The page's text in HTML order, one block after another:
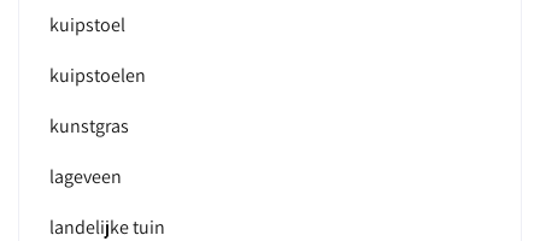
kuipstoel
kuipstoelen
kunstgras
lageveen
landelijke tuin